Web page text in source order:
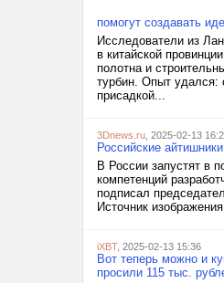
помогут создавать
Исследователи из
в китайской
полотна и
турбин. Опыт удался:
присадкой...
3Dnews.ru , 2025-02-13
Российские
В России запустят в
компетенций
подписал
Источник
iXBT, 2025-02-13 15:36
Вот теперь можно и
просили 115 тыс.